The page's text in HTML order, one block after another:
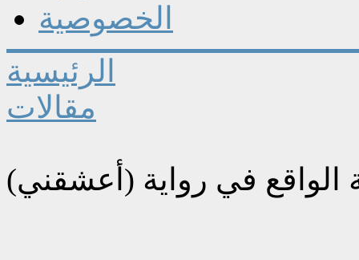
الخصوصية
الرئيسية
مقالات
الواقع في رواية (أعشقني)